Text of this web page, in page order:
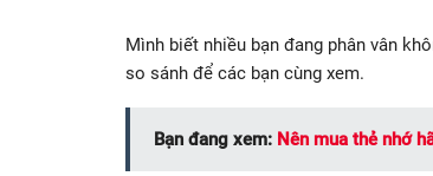
Mình biết nhiều bạn đang phân vân
so sánh để các bạn cùng xem.
Bạn đang xem: Nên mua thẻ nhớ